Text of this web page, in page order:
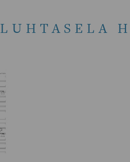
LUHTASELA